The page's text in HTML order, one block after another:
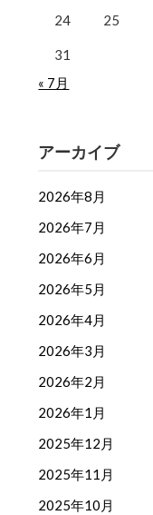
24 25
31
« 7月
アーカイブ
2026年8月
2026年7月
2026年6月
2026年5月
2026年4月
2026年3月
2026年2月
2026年1月
2025年12月
2025年11月
2025年10月